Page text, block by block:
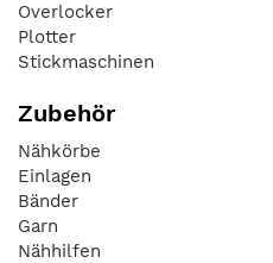
Overlocker
Plotter
Stickmaschinen
Zubehör
Nähkörbe
Einlagen
Bänder
Garn
Nähhilfen